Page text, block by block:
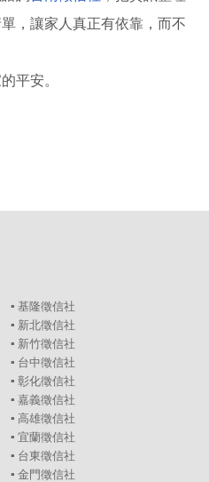
，讓家人真正有依靠，而不
平安。
▪ 基隆徵信社
▪ 新北徵信社
▪ 新竹徵信社
▪ 台中徵信社
▪ 彰化徵信社
▪ 嘉義徵信社
▪ 高雄徵信社
▪ 宜蘭徵信社
▪ 台東徵信社
▪ 金門徵信社